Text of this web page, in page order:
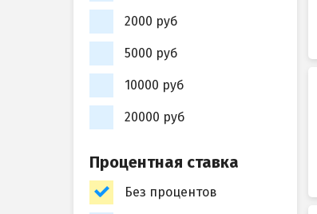
2000 руб
5000 руб
10000 руб
20000 руб
Процентная ставка
Без процентов